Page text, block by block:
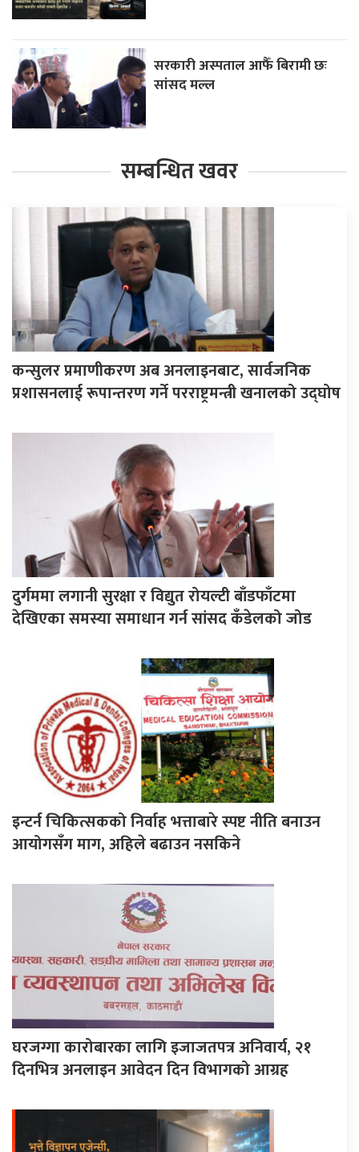
सरकारी अस्पताल आफैँ बिरामी छः
सांसद मल्ल
सम्बन्धित खवर
कन्सुलर प्रमाणीकरण अब अनलाइनबाट, सार्वजनिक
प्रशासनलाई रूपान्तरण गर्ने परराष्ट्रमन्त्री खनालको उद्घोष
दुर्गममा लगानी सुरक्षा र विद्युत रोयल्टी बाँडफाँटमा
देखिएका समस्या समाधान गर्न सांसद कँडेलको जोड
इन्टर्न चिकित्सकको निर्वाह भत्ताबारे स्पष्ट नीति बनाउन
आयोगसँग माग, अहिले बढाउन नसकिने
घरजग्गा कारोबारका लागि इजाजतपत्र अनिवार्य, २१
दिनभित्र अनलाइन आवेदन दिन विभागको आग्रह